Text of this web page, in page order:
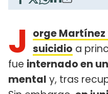
J orge
suicidio a
fue internado en
mental y, tras